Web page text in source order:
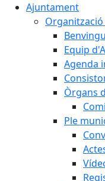
Ajuntament
Equip
Agenda
Òrgans
Ple